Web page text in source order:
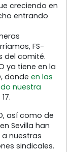
creciendo en
entrando
FS-
del comité.
ya tiene en la
donde en las
nuestra
así como de
Sevilla han
nuestras
sindicales.